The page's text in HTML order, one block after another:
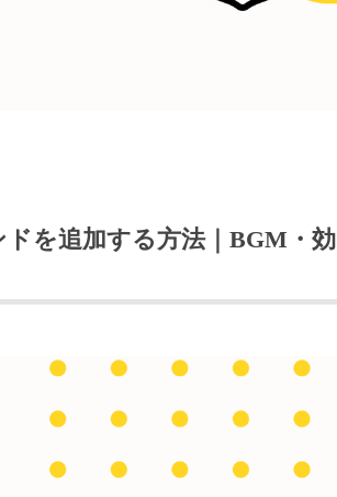
を追加する方法｜BGM・効